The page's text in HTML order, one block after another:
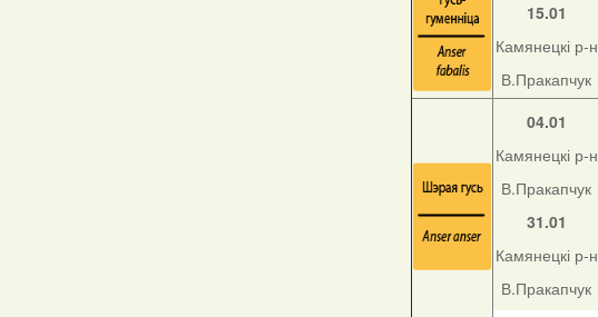
15.01
Камянецкі р-н
В.Пракапчук
04.01
Камянецкі р-н
В.Пракапчук
31.01
Камянецкі р-н
В.Пракапчук